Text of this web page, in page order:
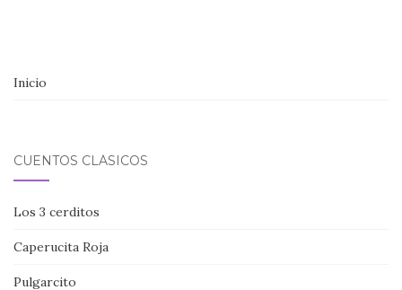
Inicio
CUENTOS CLÁSICOS
Los 3 cerditos
Caperucita Roja
Pulgarcito